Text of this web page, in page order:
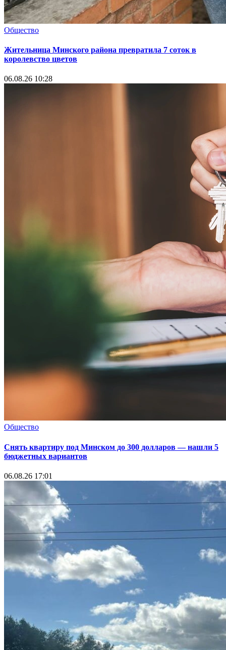
Общество
Жительница Минского района превратила 7 соток в
королевство цветов
06.08.26 10:28
Общество
Снять квартиру под Минском до 300 долларов — нашли 5
бюджетных вариантов
06.08.26 17:01